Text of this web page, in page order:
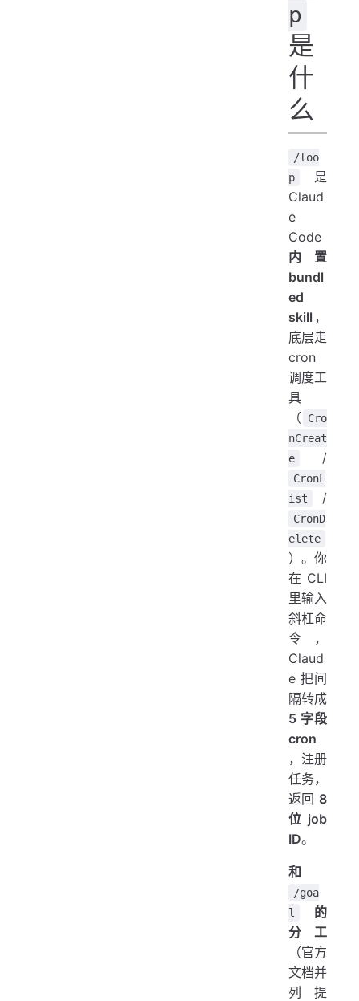
p
是
什
么
/loo
p
是
Claud
e
Code
内置
bundl
ed
skill ，
底层走
cron
调度工
具
（
Cro
nCreat
e
/
CronL
ist
/
CronD
elete
）。你
在 CLI
里输入
斜杠命
令，
Claud
e 把间
隔转成
5 字段
cron
，注册
任务，
返回 8
位 job
ID。
和
/goa
l
的
分工
（官方
文档并
列提